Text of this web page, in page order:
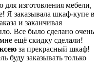
изготовления мебели,
Я заказывала шкаф-купе в
и заканчивая
Все было сделано очень
ещё скидку сделали!
за прекрасный шкаф!
буду заказывать только